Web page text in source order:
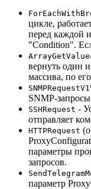
цикле,
перед каждой
"Condition".
ArrayGetValue
вернуть один
массива, по
SNMP-
SSHRequest -
отправляет
HTTPRequest
параметры
запросов.
параметр